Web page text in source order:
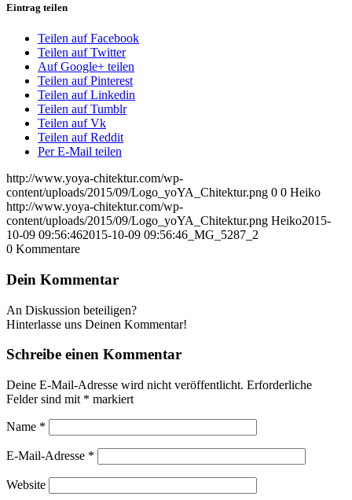
Eintrag teilen
Teilen auf Facebook
Teilen auf Twitter
Auf Google+ teilen
Teilen auf Pinterest
Teilen auf Linkedin
Teilen auf Tumblr
Teilen auf Vk
Teilen auf Reddit
Per E-Mail teilen
http://www.yoya-chitektur.com/wp-
content/uploads/2015/09/Logo_yoYA_Chitektur.png 0 0 Heiko
http://www.yoya-chitektur.com/wp-
content/uploads/2015/09/Logo_yoYA_Chitektur.png Heiko2015-
10-09 09:56:462015-10-09 09:56:46 _MG_5287_2
0 Kommentare
Dein Kommentar
An Diskussion beteiligen?
Hinterlasse uns Deinen Kommentar!
Schreibe einen Kommentar
Deine E-Mail-Adresse wird nicht veröffentlicht. Erforderliche
Felder sind mit * markiert
Name *
E-Mail-Adresse *
Website